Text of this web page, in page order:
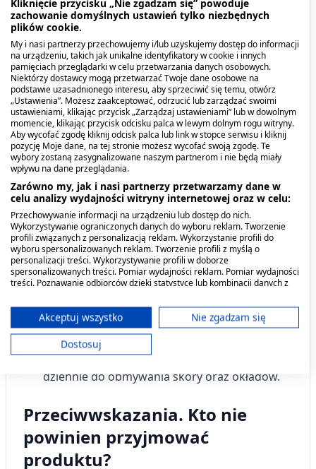
ok. 15 minut i przecedzić. Przygotowany
odwar pić trzy razy na dobę. Nie stosować
dłużej niż 3 dni.
podanie na śluzówkę jamy ustnej: 2 płaskie
łyżki (ok. 5 g) kory dębu zalać 1 szklanką
zimnej wody (250 ml), doprowadzić do
wrzenia, gotować pod przykryciem przez ok. 5
minut, odstawić na ok. 15 minut i przecedzić.
Przygotowany odwar stosować kilka razy
dziennie do płukania jamy ustnej. Nie
stosować dłużej niż 1 tydzień.
podanie na skórę: 2 płaskie łyżki (ok. 5 g) kory
dębu zalać 1 litrem zimnej wody, doprowadzić
do wrzenia, gotować pod przykryciem przez
przecedzić. Przygotowany odwar dodawać do
kąpieli 1 raz dziennie (długość kąpieli 20
minut). Stosować miejscowo kilka razy
dziennie do obmywania skóry oraz okładów.
Przeciwwskazania. Kto nie
powinien przyjmować
produktu?
zachowanie domyślnych ustawień tylko niezbędnych
plików cookie.
My i nasi partnerzy przechowujemy i/lub uzyskujemy dostęp do informacji
na urządzeniu, takich jak unikalne identyfikatory w cookie i innych
pamięciach przeglądarki w celu przetwarzania danych osobowych.
Niektórzy dostawcy mogą przetwarzać Twoje dane osobowe na
podstawie uzasadnionego interesu, aby sprzeciwić się temu, otwórz
„Ustawienia”. Możesz zaakceptować, odrzucić lub zarządzać swoimi
ustawieniami, klikając przycisk „Zarządzaj ustawieniami” lub w dowolnym
momencie, klikając przycisk odcisku palca w lewym dolnym rogu witryny.
Aby wycofać zgodę kliknij odcisk palca lub link w stopce serwisu i kliknij
pozycję Moje dane, na tej stronie możesz wycofać swoją zgodę. Te
wybory zostaną zasygnalizowane naszym partnerom i nie będą miały
wpływu na dane przeglądania.
Zarówno my, jak i nasi partnerzy przetwarzamy dane w
celu analizy wydajności witryny internetowej oraz w celu:
Przechowywanie informacji na urządzeniu lub dostęp do nich.
Wykorzystywanie ograniczonych danych do wyboru reklam. Tworzenie
profili związanych z personalizacją reklam. Wykorzystanie profili do
wyboru spersonalizowanych reklam. Tworzenie profili z myślą o
personalizacji treści. Wykorzystywanie profili w doborze
spersonalizowanych treści. Pomiar wydajności reklam. Pomiar wydajności
treści. Poznawanie odbiorców dzięki statystyce lub kombinacji danych z
ograniczonych danych do wyboru treści.
Dane mogą być udostępniane poza Unię Europejską i wysyłane do USA.
Twoja zgoda i polityka cookie dotyczą wyłącznie tej witryny/aplikacji.
Wyświetl listę partnerów (11 dostawców IAB)
Przechowywanie informacji na urządzeniu
lub dostęp do nich
Wykorzystywanie ograniczonych danych do
wyboru reklam
Akceptuj wszystko
Nie zgadzam się
Dostosuj